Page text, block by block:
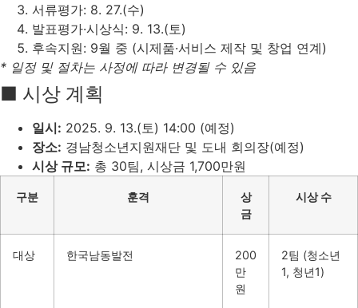
서류평가: 8. 27.(수)
발표평가·시상식: 9. 13.(토)
후속지원: 9월 중 (시제품·서비스 제작 및 창업 연계)
* 일정 및 절차는 사정에 따라 변경될 수 있음
■ 시상 계획
일시: 2025. 9. 13.(토) 14:00 (예정)
장소: 경남청소년지원재단 및 도내 회의장(예정)
시상 규모: 총 30팀, 시상금 1,700만원
구분 훈격
상
금
시상 수
대상 한국남동발전
200
만
원
2팀 (청소년
1, 청년1)